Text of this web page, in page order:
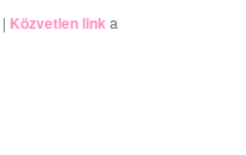
| Közvetlen linka